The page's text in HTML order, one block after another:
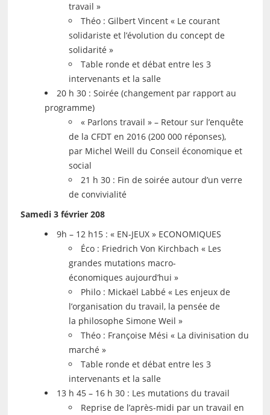
travail »
Théo : Gilbert Vincent « Le courant
solidariste et l’évolution du concept de
solidarité »
Table ronde et débat entre les 3
intervenants et la salle
20 h 30 : Soirée (changement par rapport au
programme)
« Parlons travail » – Retour sur l’enquête
de la CFDT en 2016 (200 000 réponses),
par Michel Weill du Conseil économique et
social
21 h 30 : Fin de soirée autour d’un verre
de convivialité
Samedi 3 février 208
9h – 12 h15 : « EN-JEUX » ECONOMIQUES
Éco : Friedrich Von Kirchbach « Les
grandes mutations macro-
économiques aujourd’hui »
Philo : Mickaël Labbé « Les enjeux de
l’organisation du travail, la pensée de
la philosophe Simone Weil »
Théo : Françoise Mési « La divinisation du
marché »
Table ronde et débat entre les 3
intervenants et la salle
13 h 45 – 16 h 30 : Les mutations du travail
Reprise de l’après-midi par un travail en